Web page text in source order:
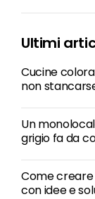
Ultimi
Cucine
non
Un
grigio fa da
Come
con idee e